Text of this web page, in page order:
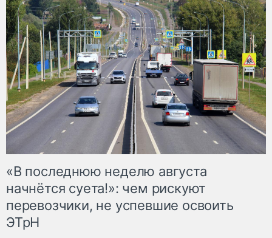
«В последнюю неделю августа
начнётся суета!»: чем рискуют
перевозчики, не успевшие освоить
ЭТрН